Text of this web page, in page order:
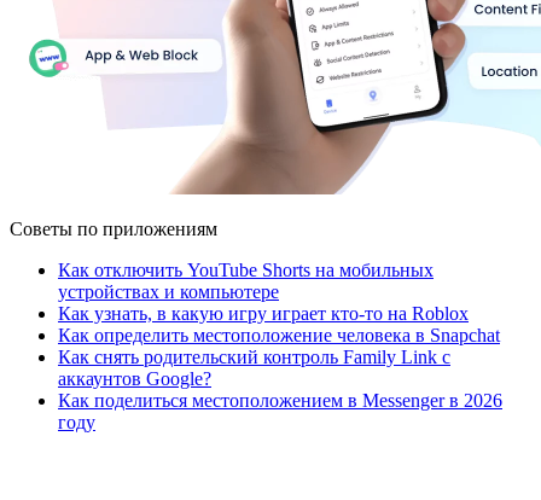
Советы по приложениям
Как отключить YouTube Shorts на мобильных
устройствах и компьютере
Как узнать, в какую игру играет кто-то на Roblox
Как определить местоположение человека в Snapchat
Как снять родительский контроль Family Link с
аккаунтов Google?
Как поделиться местоположением в Messenger в 2026
году